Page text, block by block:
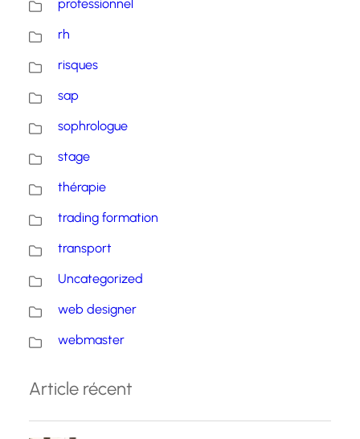
professionnel
rh
risques
sap
sophrologue
stage
thérapie
trading formation
transport
Uncategorized
web designer
webmaster
Article récent